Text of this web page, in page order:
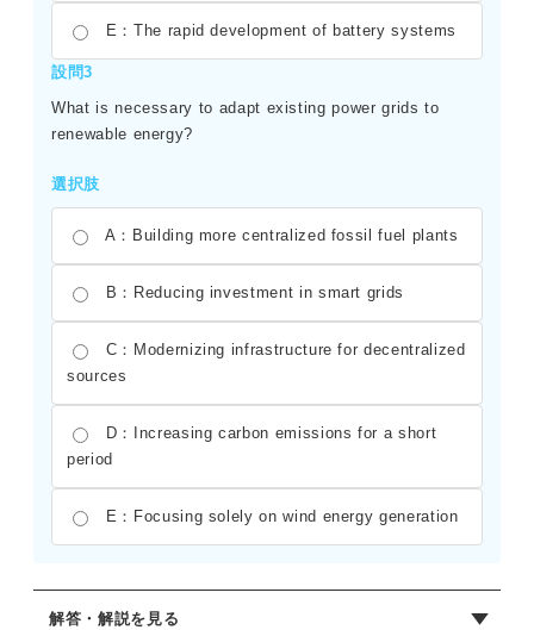
E：The rapid development of battery systems
設問3
What is necessary to adapt existing power grids to
renewable energy?
選択肢
A：Building more centralized fossil fuel plants
B：Reducing investment in smart grids
C：Modernizing infrastructure for decentralized
sources
D：Increasing carbon emissions for a short
period
E：Focusing solely on wind energy generation
解答・解説を見る